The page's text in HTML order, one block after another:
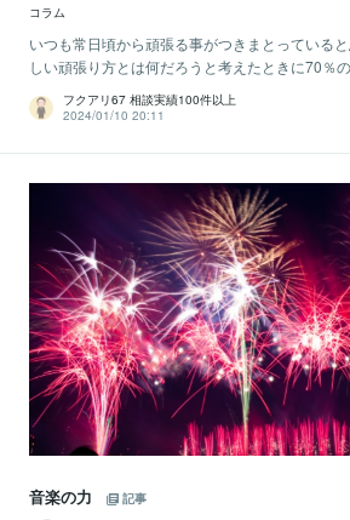
コラム
いつも常日頃から頑張る事がつきまとっている
しい頑張り方とは何だろうと考えたときに70％
フクアリ67 相談実績100件以上
2024/01/10 20:11
音楽の力
記事